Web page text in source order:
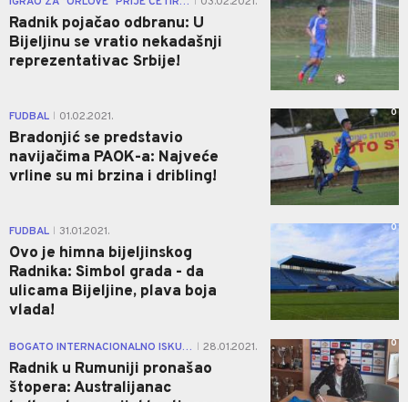
Radnik pojačao odbranu: U
Bijeljinu se vratio nekadašnji
reprezentativac Srbije!
FUDBAL 01.02.2021.
Bradonjić se predstavio
navijačima PAOK-a: Najveće
vrline su mi brzina i dribling!
0
FUDBAL 31.01.2021.
Ovo je himna bijeljinskog
Radnika: Simbol grada - da
ulicama Bijeljine, plava boja
vlada!
0
BOGATO INTERNACIONALNO ISKUSTVO 28.01.2021.
Radnik u Rumuniji pronašao
štopera: Australijanac
0